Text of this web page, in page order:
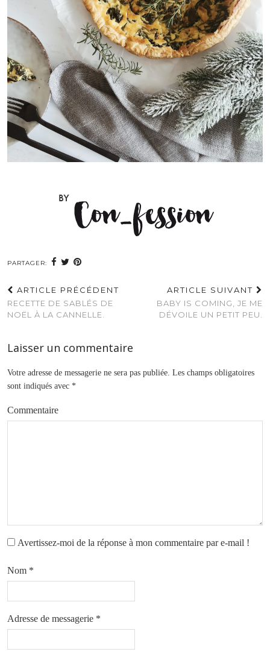
PARTAGER:
ARTICLE PRÉCÉDENT
RECETTE DE SABLÉS DE
NOËL À LA CANNELLE.
ARTICLE SUIVANT
BABY IS COMING, JE ME
DÉVOILE UN PETIT PEU.
Laisser un commentaire
Votre adresse de messagerie ne sera pas publiée. Les champs obligatoires
sont indiqués avec *
Commentaire
Avertissez-moi de la réponse à mon commentaire par e-mail !
Nom *
Adresse de messagerie *